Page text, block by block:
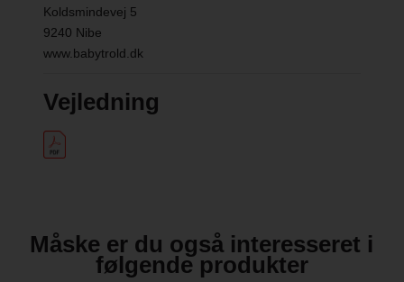
Koldsmindevej 5
9240 Nibe
www.babytrold.dk
Vejledning
Måske er du også interesseret i
følgende produkter